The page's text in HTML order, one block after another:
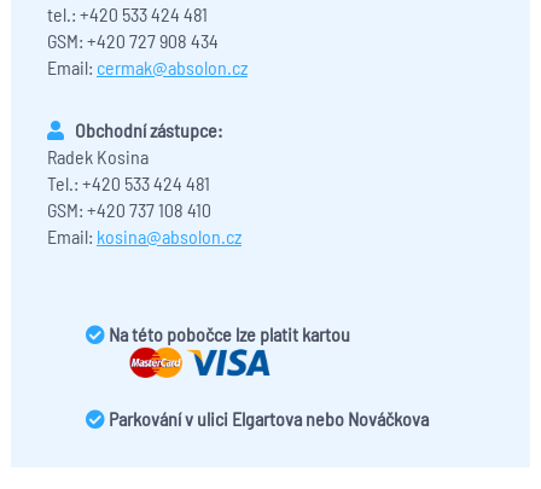
tel.: +420 533 424 481
GSM: +420 727 908 434
Email: cermak@absolon.cz
Obchodní zástupce:
Radek Kosina
Tel.: +420 533 424 481
GSM: +420 737 108 410
Email: kosina@absolon.cz
Na této pobočce lze platit kartou
Parkování v ulici Elgartova nebo Nováčkova